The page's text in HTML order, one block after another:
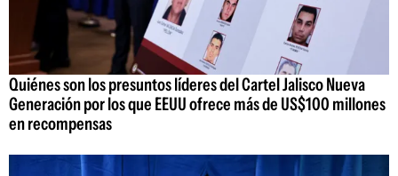
Quiénes son los presuntos líderes del Cartel Jalisco Nueva
Generación por los que EEUU ofrece más de US$100 millones
en recompensas